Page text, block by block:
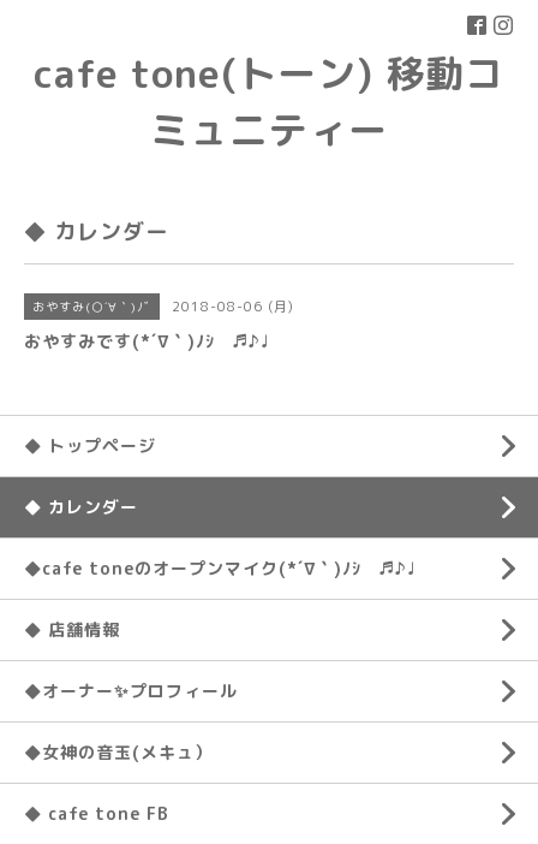
cafe tone(トーン) 移動コ
ミュニティー
◆ カレンダー
おやすみ(○´∀｀)ﾉﾞ 2018-08-06 (月)
おやすみです(*´∇｀)ﾉｼ ♬♪♩
◆ トップページ
◆ カレンダー
◆cafe toneのオープンマイク(*´∇｀)ﾉｼ ♬♪♩
◆ 店舗情報
◆オーナー✨プロフィール
◆女神の音玉(メキュ）
◆ cafe tone FB